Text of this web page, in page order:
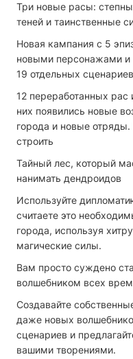
Три новые расы:
теней и таинственные
Новая кампания с 5
новыми персонажами и
19 отдельных
12 переработанных
них появились новые
города и новые
строить
Тайный лес, который
нанимать дендроидов
Используйте
считаете это
города, используя
магические силы.
Вам просто суждено
волшебником всех
Создавайте
даже новых
сценариев и
вашими творениями.